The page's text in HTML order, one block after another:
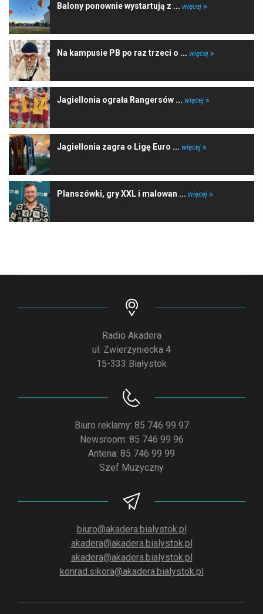
Balony ponownie wystartują z ... więcej
Na kampusie PB po raz trzeci o ... więcej
Jagiellonia ograła Rangersów ... więcej
Jagiellonia zagra o Ligę Euro ... więcej
Planszówki, gry XXL i malowan ... więcej
Radio Akadera
ul. Zwierzyniecka 4
15-333 Białystok
Biuro reklamy: 85 746 99 97
Newsroom: 85 746 99 96
Antena: 85 746 99 99
Szef Muzyczny
biuro@akadera.bialystok.pl
akadera@akadera.bialystok.pl
akadera@akadera.bialystok.pl
konrad.sikora@akadera.bialystok.pl